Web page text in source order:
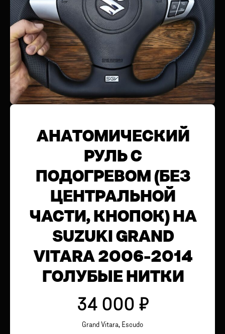
АНАТОМИЧЕСКИЙ
РУЛЬ С
ПОДОГРЕВОМ (БЕЗ
ЦЕНТРАЛЬНОЙ
ЧАСТИ, КНОПОК) НА
SUZUKI GRAND
VITARA 2006-2014
ГОЛУБЫЕ НИТКИ
34 000 ₽
Grand Vitara, Escudo